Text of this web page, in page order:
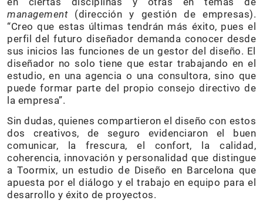
management (dirección y gestión de empresas).
“Creo que estas últimas tendrán más éxito, pues el
perfil del futuro diseñador demanda conocer desde
sus inicios las funciones de un gestor del diseño. El
diseñador no solo tiene que estar trabajando en el
estudio, en una agencia o una consultora, sino que
puede formar parte del propio consejo directivo de
la empresa”.
Sin dudas, quienes compartieron el diseño con estos
dos creativos, de seguro evidenciaron el buen
comunicar, la frescura, el confort, la calidad,
coherencia, innovación y personalidad que distingue
a Toormix, un estudio de Diseño en Barcelona que
apuesta por el diálogo y el trabajo en equipo para el
desarrollo y éxito de proyectos.